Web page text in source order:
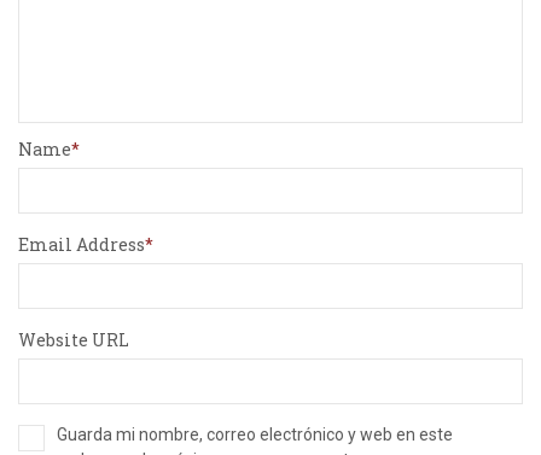
Name
Email Address
Website URL
Guarda mi nombre, correo electrónico y web en este